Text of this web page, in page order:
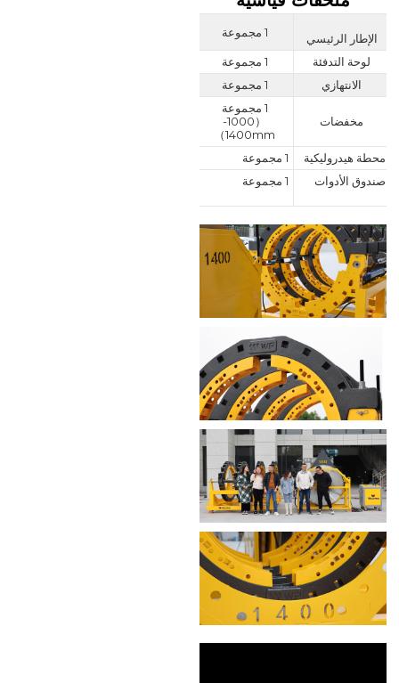
الإطار الرئيسي 1 مجموعة
لوحة التدفئة
1 مجموعة
الانتهازي
1 مجموعة
مخفضات
1 مجموعة
（1000-
1400mm）
محطة هيدروليكية
1 مجموعة
صندوق الأدوات
1 مجموعة